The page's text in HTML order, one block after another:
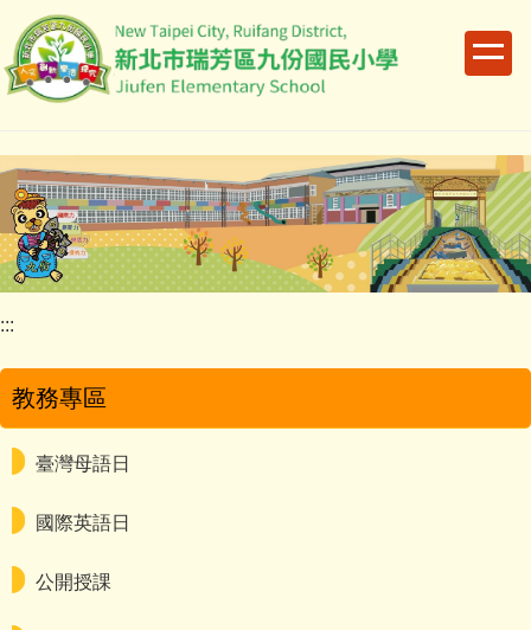
到
主
容
區
:::
教務專區
臺灣母語日
國際英語日
公開授課